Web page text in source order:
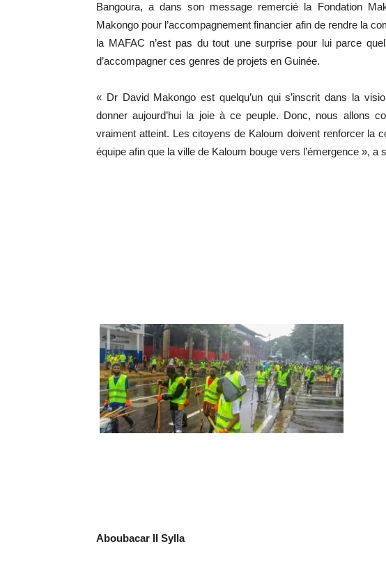
Bangoura, a dans son message remercié la Fondation
Makongo pour l’accompagnement financier afin de rendre la
la MAFAC n’est pas du tout une surprise pour lui parce
d’accompagner ces genres de projets en Guinée.
« Dr David Makongo est quelqu’un qui s’inscrit dans la
donner aujourd’hui la joie à ce peuple. Donc, nous allons
vraiment atteint. Les citoyens de Kaloum doivent renforcer la
équipe afin que la ville de Kaloum bouge vers l’émergence », a
Aboubacar II Sylla